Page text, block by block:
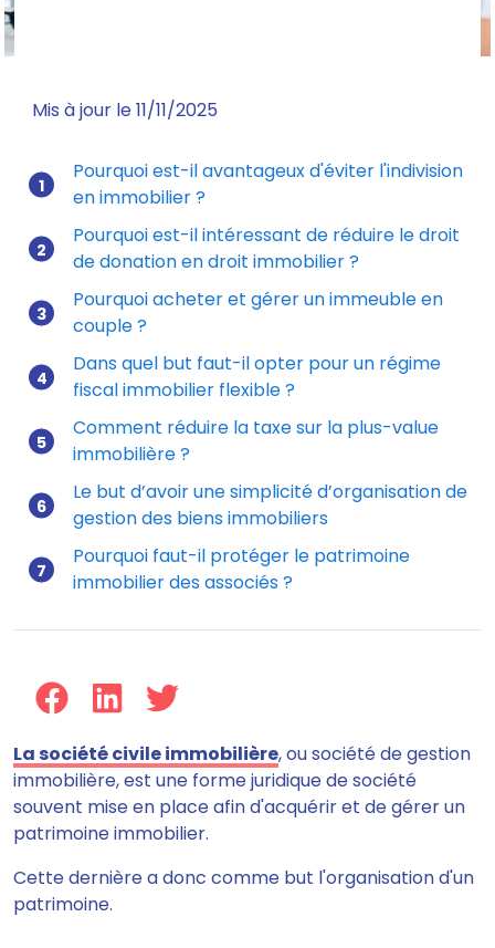
Mis à jour le 11/11/2025
Pourquoi est-il avantageux d'éviter l'indivision
en immobilier ?
Pourquoi est-il intéressant de réduire le droit
de donation en droit immobilier ?
Pourquoi acheter et gérer un immeuble en
couple ?
Dans quel but faut-il opter pour un régime
fiscal immobilier flexible ?
Comment réduire la taxe sur la plus-value
immobilière ?
Le but d’avoir une simplicité d’organisation de
gestion des biens immobiliers
Pourquoi faut-il protéger le patrimoine
immobilier des associés ?
La société civile immobilière, ou société de gestion
immobilière, est une forme juridique de société
souvent mise en place afin d'acquérir et de gérer un
patrimoine immobilier.
Cette dernière a donc comme but l'organisation d'un
patrimoine.